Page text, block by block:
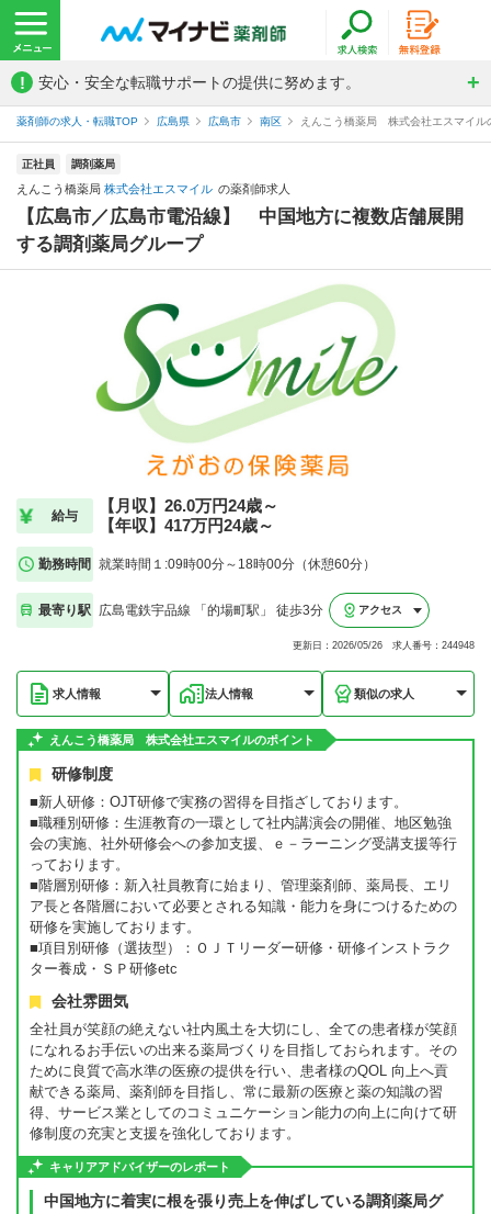
! 安心・安全な転職サポートの提供に努めます。
薬剤師の求人・転職TOP 広島県 広島市 南区 えんこう橋薬局 株式会社エスマイル
正社員 調剤薬局
えんこう橋薬局 株式会社エスマイル の薬剤師求人
【広島市／広島市電沿線】 中国地方に複数店舗展開
する調剤薬局グループ
給与
【月収】26.0万円24歳～
【年収】417万円24歳～
勤務時間 就業時間１:09時00分～18時00分（休憩60分）
最寄り駅 広島電鉄宇品線 「的場町駅」 徒歩3分 アクセス
更新日：2026/05/26 求人番号：244948
求人情報 法人情報 類似の求人
えんこう橋薬局 株式会社エスマイルのポイント
研修制度
■新人研修：OJT研修で実務の習得を目指ざしております。
■職種別研修：生涯教育の一環として社内講演会の開催、地区勉強
会の実施、社外研修会への参加支援、ｅ－ラーニング受講支援等行
っております。
■階層別研修：新入社員教育に始まり、管理薬剤師、薬局長、エリ
ア長と各階層において必要とされる知識・能力を身につけるための
研修を実施しております。
■項目別研修（選抜型）：ＯＪＴリーダー研修・研修インストラク
ター養成・ＳＰ研修etc
会社雰囲気
全社員が笑顔の絶えない社内風土を大切にし、全ての患者様が笑顔
になれるお手伝いの出来る薬局づくりを目指しておられます。その
ために良質で高水準の医療の提供を行い、患者様のQOL 向上へ貢
献できる薬局、薬剤師を目指し、常に最新の医療と薬の知識の習
得、サービス業としてのコミュニケーション能力の向上に向けて研
修制度の充実と支援を強化しております。
キャリアアドバイザーのレポート
中国地方に着実に根を張り売上を伸ばしている調剤薬局グ